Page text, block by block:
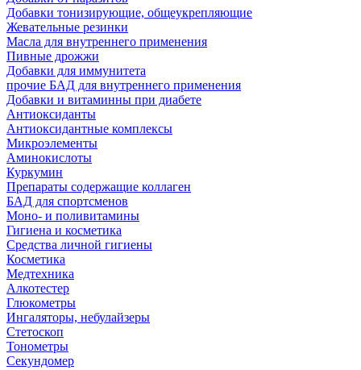
Добавки тонизирующие, общеукрепляющие
Жевательные резинки
Масла для внутреннего применения
Пивные дрожжи
Добавки для иммунитета
прочие БАД для внутреннего применения
Добавки и витаминны при диабете
Антиоксиданты
Антиоксидантные комплексы
Микроэлементы
Аминокислоты
Куркумин
Препараты содержащие коллаген
БАД для спортсменов
Моно- и поливитамины
Гигиена и косметика
Средства личной гигиены
Косметика
Медтехника
Алкотестер
Глюкометры
Ингаляторы, небулайзеры
Стетоскоп
Тонометры
Секундомер